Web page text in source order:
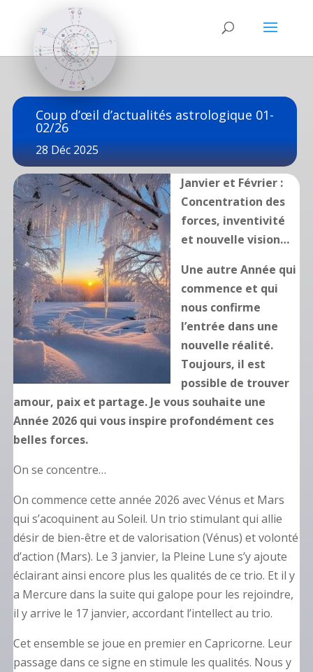
Coup d’œil d’actualités astrologique 01-
02/26
28 Déc 2025
Janvier et Février :
Concentration des
forces, inventivité
et nouvelle vision…
Une autre Année qui
commence et qui
nous confirme
l’entrée dans une
nouvelle réalité.
Toujours, il est
possible de trouver
amour, paix et partage. Je vous souhaite une
Année 2026 qui vous inspire profondément ces
belles forces.
On se concentre…
On commence cette année 2026 avec Vénus et Mars
qui s’acoquinent au Soleil. Un trio stimulant qui allie
désir de bien-être et de valorisation (Vénus) et volonté
d’action (Mars). Le 3 janvier, la Pleine Lune s’y ajoute
éclairant ainsi encore plus les qualités de ce trio. Et il y
a Mercure dans la suite qui galope pour les rejoindre,
il y arrive le 17 janvier, accordant l’intellect au trio.
Cet ensemble se joue en premier en Capricorne. Leur
passage dans ce signe en stimule les qualités. Nous y